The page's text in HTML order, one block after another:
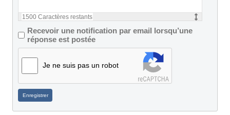
1500 Caractères restants
Recevoir une notification par email lorsqu’une
réponse est postée
Je ne suis pas un robot
Enregistrer